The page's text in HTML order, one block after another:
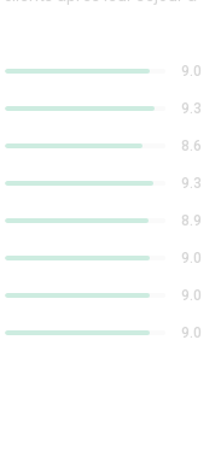
9.0
9.3
8.6
9.3
8.9
9.0
9.0
9.0